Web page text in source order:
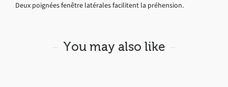
Deux poignées fenêtre latérales facilitent la préhension.
You may also like